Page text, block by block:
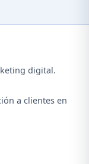
digital.
a clientes en